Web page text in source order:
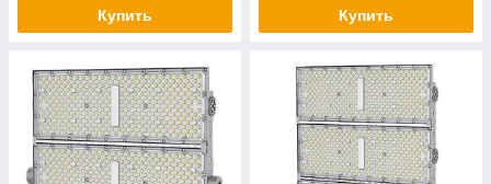
Купить Купить